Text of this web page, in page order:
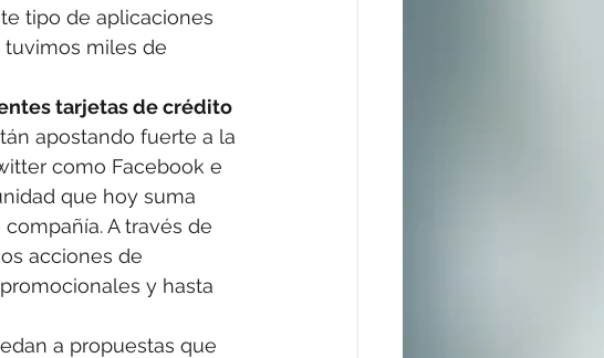
tipo de aplicaciones
tuvimos miles de
tarjetas de crédito
apostando fuerte a la
como Facebook e
que hoy suma
A través de
acciones de
y hasta
a propuestas que